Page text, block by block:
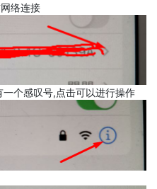
络连接
个感叹号,点击可以进行操作